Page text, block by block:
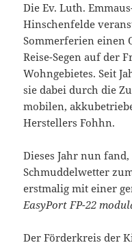
Die Ev. Luth.
Hinschenfelde
Sommerferien einen
Reise-Segen auf der
Wohngebietes. Seit
sie dabei durch die
mobilen,
Herstellers Fohhn.
Dieses Jahr nun
Schmuddelwetter
erstmalig mit einer
EasyPort FP-22
Der Förderkreis der